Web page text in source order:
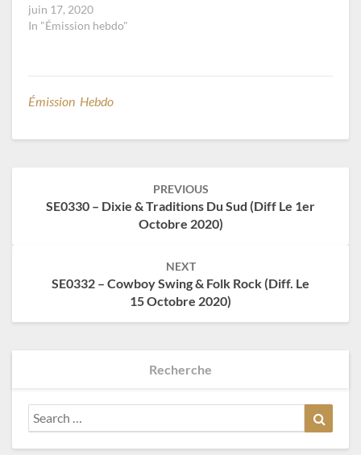
juin 17, 2020
In "Émission hebdo"
Émission Hebdo
PREVIOUS
SE0330 – Dixie & Traditions Du Sud (diff Le 1er
Octobre 2020)
NEXT
SE0332 – Cowboy Swing & Folk Rock (diff. Le
15 Octobre 2020)
Recherche
Search
for: